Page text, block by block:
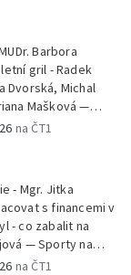
— Vaření:
Pavelková —
— Muzejní
Barbora
gril - Radek
Dvorská, Michal
Mašková —
— Zooterapie -
recepty na
na ČT1
- Mgr. Jitka
s financemi v
- co zabalit na
— Sporty na
Jungrová —
na ČT1